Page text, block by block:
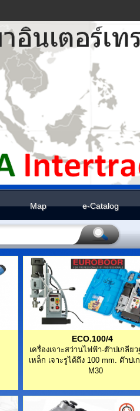
Map e-Catalog
ECO.100/4
เครื่องเจาะสว่านไฟฟ้า-ต๊าปเกลีย
เหล็ก เจาะรูได้ถึง 100 mm. ต๊าปเ
M30